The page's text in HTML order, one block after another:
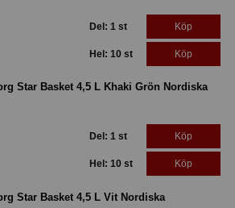
Del: 1 st Köp
Hel: 10 st Köp
Star Basket 4,5 L Khaki Grön Nordiska
Del: 1 st Köp
Hel: 10 st Köp
Star Basket 4,5 L Vit Nordiska